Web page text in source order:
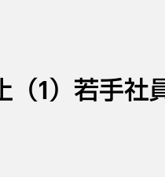
（1）若手社